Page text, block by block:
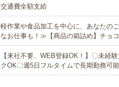
交通費全額支給
軽作業や食品加工を中心に、あなたの
なお仕事も！≫【商品の箱詰め】チョ
【来社不要、WEB登録OK！】〇未経
クOK〇週5日フルタイムで長期勤務可